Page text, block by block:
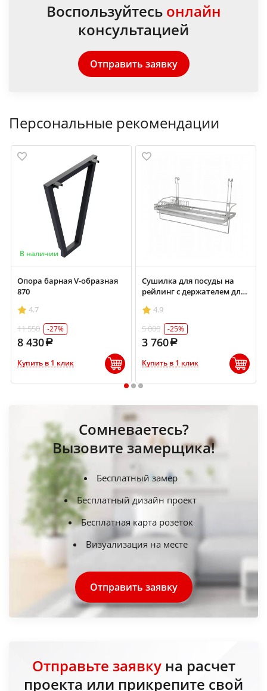
Воспользуйтесь онлайн
консультацией
Отправить заявку
Персональные рекомендации
В наличии
Опора барная V-образная
870
4.7
11 550
-27%
8 430
Купить в 1 клик
Сушилка для посуды на
рейлинг с держателем для
4.9
5 000
-25%
3 760
Купить в 1 клик
1 2 3
Сомневаетесь?
Вызовите замерщика!
Бесплатный замер
Бесплатный дизайн проект
Бесплатная карта розеток
Визуализация на месте
Отправить заявку
Отправьте заявкуна расчет
проекта или прикрепите свой